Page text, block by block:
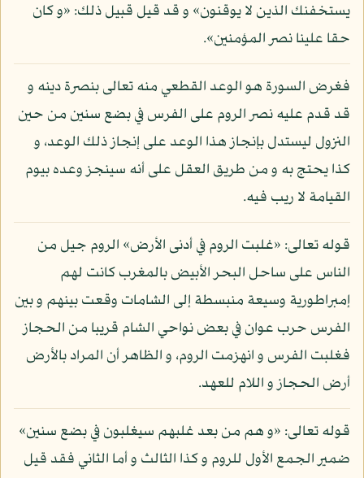
يستخفنك الذين لا يوقنون» و قد قيل قبيل ذلك: «و كان
حقا علينا نصر المؤمنين».
فغرض السورة هو الوعد القطعي منه تعالى بنصرة دينه و
قد قدم عليه نصر الروم على الفرس في بضع سنين من حين
النزول ليستدل بإنجاز هذا الوعد على إنجاز ذلك الوعد، و
كذا يحتج به و من طريق العقل على أنه سينجز وعده بيوم
القيامة لا ريب فيه.
قوله تعالى: «غلبت الروم في أدنى الأرض» الروم جيل من
الناس على ساحل البحر الأبيض بالمغرب كانت لهم
إمبراطورية وسيعة منبسطة إلى الشامات وقعت بينهم و بين
الفرس حرب عوان في بعض نواحي الشام قريبا من الحجاز
فغلبت الفرس و انهزمت الروم، و الظاهر أن المراد بالأرض
أرض الحجاز و اللام للعهد.
قوله تعالى: «و هم من بعد غلبهم سيغلبون في بضع سنين»
ضمير الجمع الأول للروم و كذا الثالث و أما الثاني فقد قيل